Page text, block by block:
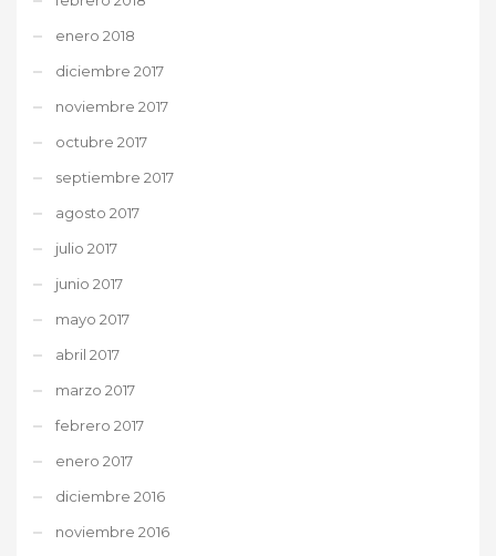
enero 2018
diciembre 2017
noviembre 2017
octubre 2017
septiembre 2017
agosto 2017
julio 2017
junio 2017
mayo 2017
abril 2017
marzo 2017
febrero 2017
enero 2017
diciembre 2016
noviembre 2016